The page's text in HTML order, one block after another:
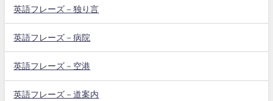
英語フレーズ－独り言
英語フレーズ－病院
英語フレーズ－空港
英語フレーズ－道案内